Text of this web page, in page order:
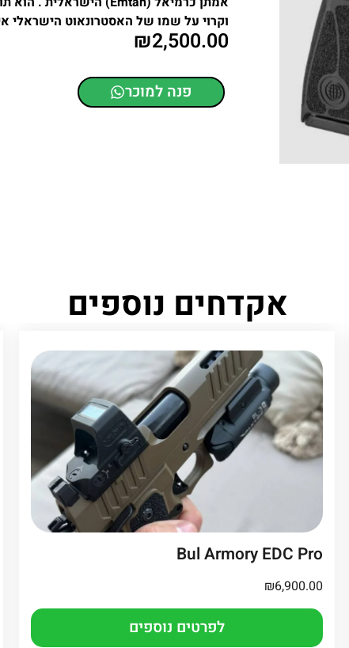
וקרוי על שמו של האסטרונאוט הישראלי
₪2,500.00
פנה למוכר
אקדחים נוספים
Bul Armory EDC Pro
₪6,900.00
לפרטים נוספים